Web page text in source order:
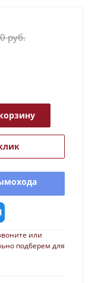
руб.
или
подберем для